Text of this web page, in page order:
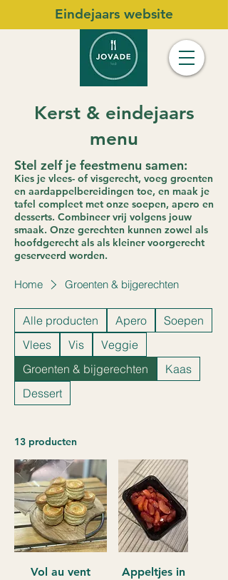
Eindejaars website
Kerst & eindejaars
menu
Stel zelf je feestmenu samen:
Kies je vlees- of visgerecht, voeg groenten
en aardappelbereidingen toe, en maak je
tafel compleet met onze soepen, apero en
desserts. Combineer vrij volgens jouw
smaak. Onze gerechten kunnen zowel als
hoofdgerecht als als kleiner voorgerecht
geserveerd worden.
Home Groenten & bijgerechten
Alle producten Apero
Soepen
Vlees
Vis
Veggie
Groenten & bijgerechten
Kaas
Dessert
13 producten
Vol au vent
Appeltjes in